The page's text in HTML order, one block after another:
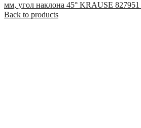
мм, угол наклона 45° KRAUSE 827951
Back to products